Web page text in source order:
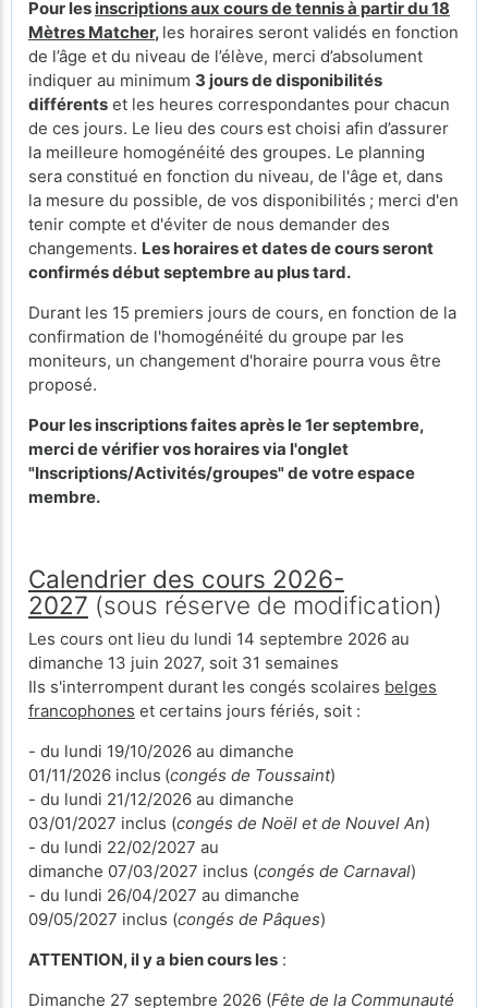
Pour les inscriptions aux cours de tennis à partir du 18
Mètres Matcher, les horaires seront validés en fonction
de l’âge et du niveau de l’élève, merci d’absolument
indiquer au minimum 3 jours de disponibilités
différents et les heures correspondantes pour chacun
de ces jours. Le lieu des cours est choisi afin d’assurer
la meilleure homogénéité des groupes. Le planning
sera constitué en fonction du niveau, de l'âge et, dans
la mesure du possible, de vos disponibilités ; merci d'en
tenir compte et d'éviter de nous demander des
changements. Les horaires et dates de cours seront
confirmés début septembre au plus tard.
Durant les 15 premiers jours de cours, en fonction de la
confirmation de l'homogénéité du groupe par les
moniteurs, un changement d'horaire pourra vous être
proposé.
Pour les inscriptions faites après le 1er septembre,
merci de vérifier vos horaires via l'onglet
"Inscriptions/Activités/groupes" de votre espace
membre.
Calendrier des cours 2026-
2027 (sous réserve de modification)
Les cours ont lieu du lundi 14 septembre 2026 au
dimanche 13 juin 2027, soit 31 semaines
Ils s'interrompent durant les congés scolaires belges
francophones et certains jours fériés, soit :
- du lundi 19/10/2026 au dimanche
01/11/2026 inclus (congés de Toussaint)
- du lundi 21/12/2026 au dimanche
03/01/2027 inclus (congés de Noël et de Nouvel An)
- du lundi 22/02/2027 au
dimanche 07/03/2027 inclus (congés de Carnaval)
- du lundi 26/04/2027 au dimanche
09/05/2027 inclus (congés de Pâques)
ATTENTION, il y a bien cours les :
Dimanche 27 septembre 2026 (Fête de la Communauté